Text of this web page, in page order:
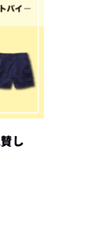
し